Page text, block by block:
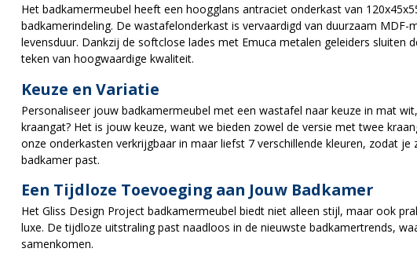
Het badkamermeubel heeft een hoogglans antraciet onderkast van
badkamerindeling. De wastafelonderkast is vervaardigd van duurzaam
levensduur. Dankzij de softclose lades met Emuca metalen geleiders sluiten
teken van hoogwaardige kwaliteit.
Keuze en Variatie
Personaliseer jouw badkamermeubel met een wastafel naar keuze in mat
kraangat? Het is jouw keuze, want we bieden zowel de versie met twee
onze onderkasten verkrijgbaar in maar liefst 7 verschillende kleuren, zodat
badkamer past.
Een Tijdloze Toevoeging aan Jouw Badkamer
Het Gliss Design Project badkamermeubel biedt niet alleen stijl, maar ook
luxe. De tijdloze uitstraling past naadloos in de nieuwste badkamertrends,
samenkomen.